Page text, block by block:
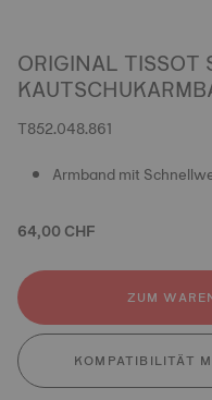
ORIGINAL TISSOT
T852.048.861
Armband mit
64,00 CHF
ZUM
KOMPATIBILITÄT